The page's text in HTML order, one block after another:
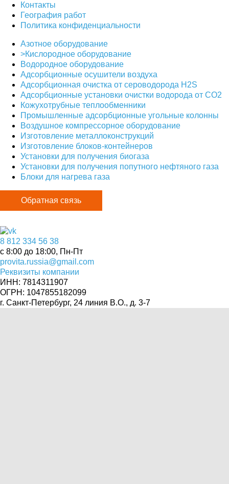
Контакты
География работ
Политика конфиденциальности
Азотное оборудование
>Кислородное оборудование
Водородное оборудование
Адсорбционные осушители воздуха
Адсорбционная очистка от сероводорода H2S
Адсорбционные установки очистки водорода от CO2
Кожухотрубные теплообменники
Промышленные адсорбционные угольные колонны
Воздушное компрессорное оборудование
Изготовление металлоконструкций
Изготовление блоков-контейнеров
Установки для получения биогаза
Установки для получения попутного нефтяного газа
Блоки для нагрева газа
Обратная связь
8 812 334 56 38
c 8:00 до 18:00, Пн-Пт
provita.russia@gmail.com
Реквизиты компании
ИНН: 7814311907
ОГРН: 1047855182099
г. Санкт-Петербург, 24 линия В.О., д. 3-7